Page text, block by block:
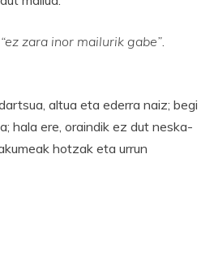
“ez zara inor mailurik gabe”
altua eta ederra naiz; begi
hala ere, oraindik ez dut neska-
hotzak eta urrun